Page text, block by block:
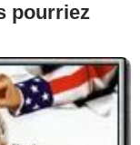
pourriez